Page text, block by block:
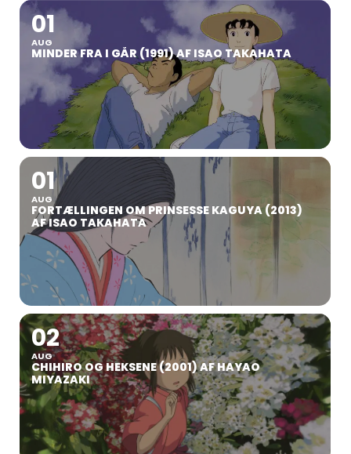
01
AUG
MINDER FRA I GÅR (1991) AF ISAO TAKAHATA
01
AUG
FORTÆLLINGEN OM PRINSESSE KAGUYA (2013)
AF ISAO TAKAHATA
02
AUG
CHIHIRO OG HEKSENE (2001) AF HAYAO
MIYAZAKI